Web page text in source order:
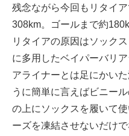
残念ながら今回もリタイ
308km。ゴールまで約
リタイアの原因はソック
に多用したベイパーバリ
アライナーとは足にかい
うに簡単に言えばビニー
の上にソックスを履いて
ーズを凍結させないだけ